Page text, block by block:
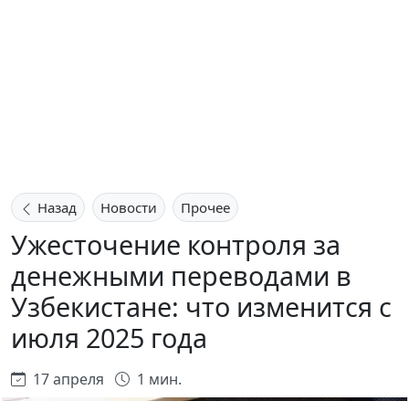
Назад Новости Прочее
Ужесточение контроля за
денежными переводами в
Узбекистане: что изменится с
июля 2025 года
17 апреля 1 мин.